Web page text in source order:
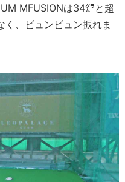
MFUSIONは34㌘と超
、ビュンビュン振れま